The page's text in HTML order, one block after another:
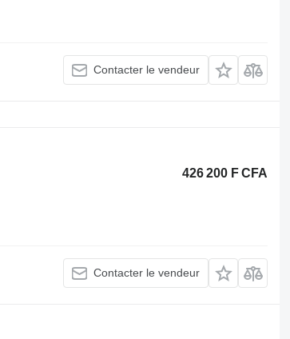
Contacter le vendeur
426 200 F CFA
Contacter le vendeur